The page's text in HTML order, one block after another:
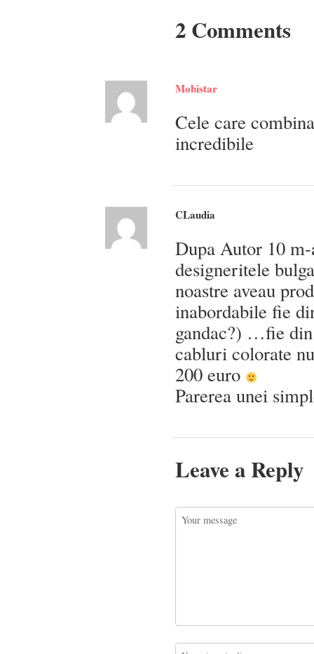
2 Comments
Mobistar
Cele care
incredibile
CLaudia
Dupa Autor 10
designeritele
noastre aveau
inabordabile fie
gandac?) …fie
cabluri colorate
200 euro
Parerea unei
Leave a Reply